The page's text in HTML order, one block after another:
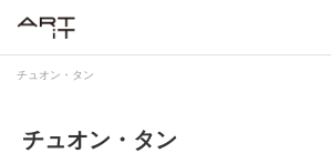
チュオン・タン
チュオン・タン